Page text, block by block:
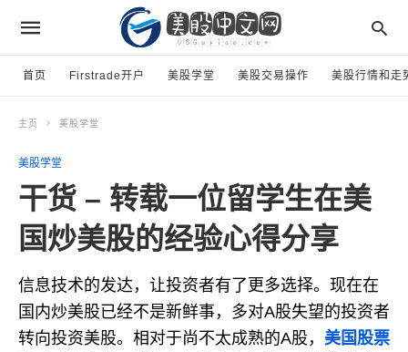
首页 Firstrade开户 美股学堂 美股交易操作 美股行情和走
主页 美股学堂
美股学堂
干货 – 转载一位留学生在美
国炒美股的经验心得分享
信息技术的发达，让投资者有了更多选择。现在在
国内炒美股已经不是新鲜事，多对A股失望的投资者
转向投资美股。相对于尚不太成熟的A股， 美国股票